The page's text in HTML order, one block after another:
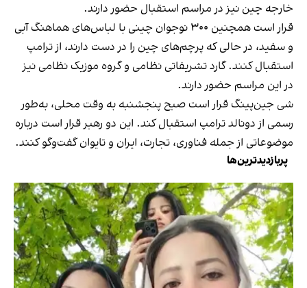
خارجه چین نیز در مراسم استقبال حضور دارند.
قرار است همچنین ۳۰۰ نوجوان چینی با لباس‌های هماهنگ آبی
و سفید، در حالی که پرچم‌های چین را در دست دارند، از ترامپ
استقبال کنند. گارد تشریفاتی نظامی و گروه موزیک نظامی نیز
در این مراسم حضور دارند.
شی جین‌پینگ قرار است صبح پنجشنبه به وقت محلی، به‌طور
رسمی از دونالد ترامپ استقبال کند. این دو رهبر قرار است درباره
موضوعاتی از جمله فناوری، تجارت، ایران و تایوان گفت‌وگو کنند.
پربازدیدترین‌ها